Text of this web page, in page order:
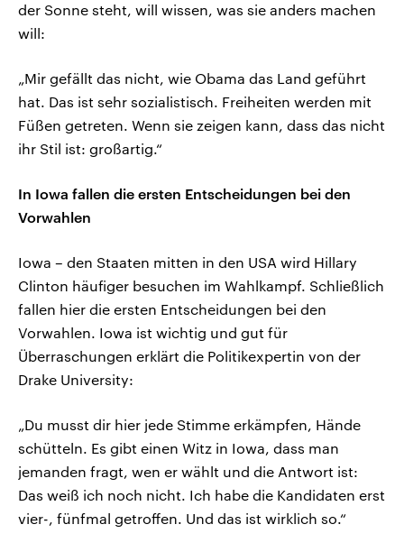
der Sonne steht, will wissen, was sie anders machen
will:
„Mir gefällt das nicht, wie Obama das Land geführt
hat. Das ist sehr sozialistisch. Freiheiten werden mit
Füßen getreten. Wenn sie zeigen kann, dass das nicht
ihr Stil ist: großartig.“
In Iowa fallen die ersten Entscheidungen bei den
Vorwahlen
Iowa – den Staaten mitten in den USA wird Hillary
Clinton häufiger besuchen im Wahlkampf. Schließlich
fallen hier die ersten Entscheidungen bei den
Vorwahlen. Iowa ist wichtig und gut für
Überraschungen erklärt die Politikexpertin von der
Drake University:
„Du musst dir hier jede Stimme erkämpfen, Hände
schütteln. Es gibt einen Witz in Iowa, dass man
jemanden fragt, wen er wählt und die Antwort ist:
Das weiß ich noch nicht. Ich habe die Kandidaten erst
vier-, fünfmal getroffen. Und das ist wirklich so.“